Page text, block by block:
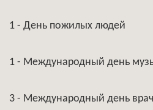
1 - День пожилых людей
1 - Международный день
3 - Международный день